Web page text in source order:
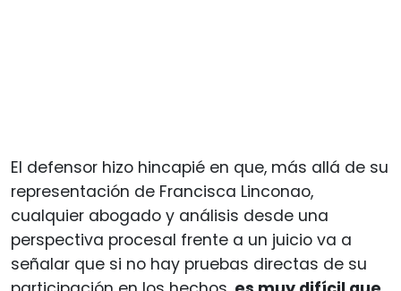
El defensor hizo hincapié en que, más allá de su
representación de Francisca Linconao,
cualquier abogado y análisis desde una
perspectiva procesal frente a un juicio va a
señalar que si no hay pruebas directas de su